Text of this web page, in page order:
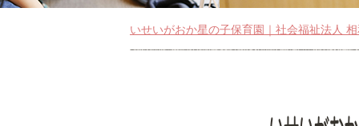
いせいがおか星の子保育園｜社会福祉法人